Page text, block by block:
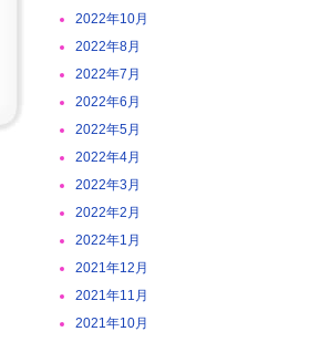
2022年10月
2022年8月
2022年7月
2022年6月
2022年5月
2022年4月
2022年3月
2022年2月
2022年1月
2021年12月
2021年11月
2021年10月